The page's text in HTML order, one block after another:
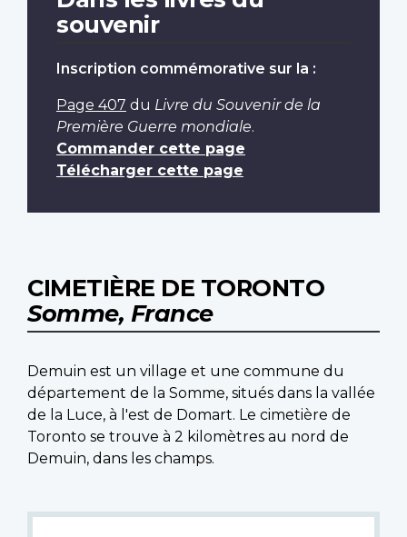
souvenir
Inscription commémorative sur la :
Page 407 du Livre du Souvenir de la
Première Guerre mondiale.
Commander cette page
Télécharger cette page
CIMETIÈRE DE TORONTO
Somme, France
Demuin est un village et une commune du
département de la Somme, situés dans la vallée
de la Luce, à l'est de Domart. Le cimetière de
Toronto se trouve à 2 kilomètres au nord de
Demuin, dans les champs.